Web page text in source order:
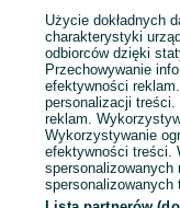
Użycie dokładnych
charakterystyki
odbiorców dzięki
Przechowywanie
efektywności
personalizacji treści.
reklam.
Wykorzystywanie
efektywności treści.
spersonalizowanych
spersonalizowanych